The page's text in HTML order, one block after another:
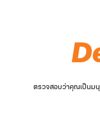
ตรวจสอบว่าคุณเป็นมนุ